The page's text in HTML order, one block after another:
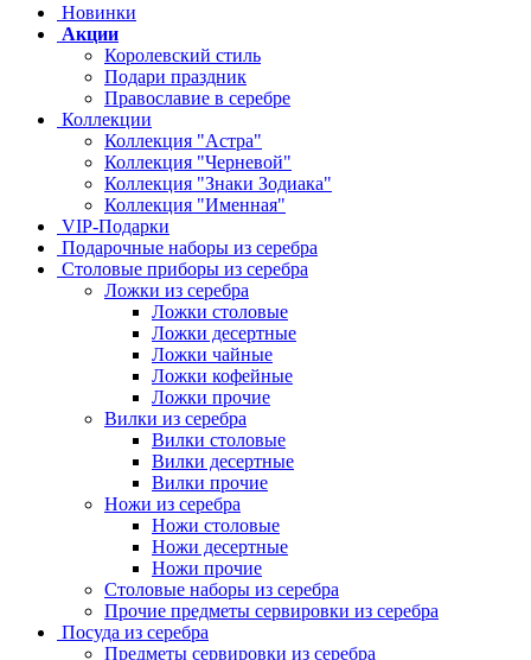
Новинки
Акции
Королевский стиль
Подари праздник
Православие в серебре
Коллекции
Коллекция "Астра"
Коллекция "Черневой"
Коллекция "Знаки Зодиака"
Коллекция "Именная"
VIP-Подарки
Подарочные наборы из серебра
Столовые приборы из серебра
Ложки из серебра
Ложки столовые
Ложки десертные
Ложки чайные
Ложки кофейные
Ложки прочие
Вилки из серебра
Вилки столовые
Вилки десертные
Вилки прочие
Ножи из серебра
Ножи столовые
Ножи десертные
Ножи прочие
Столовые наборы из серебра
Прочие предметы сервировки из серебра
Посуда из серебра
Предметы сервировки из серебра